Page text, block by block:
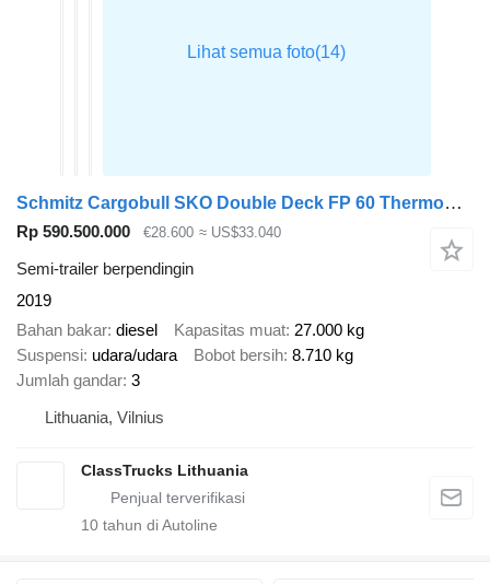
Schmitz Cargobull SKO Double Deck FP 60 ThermoKing SLXi 300
Rp 590.500.000 €28.600 ≈ US$33.040
Semi-trailer berpendingin
2019
Bahan bakar diesel Kapasitas muat 27.000 kg
Suspensi udara/udara Bobot bersih 8.710 kg
Jumlah gandar 3
Lithuania, Vilnius
ClassTrucks Lithuania
10 tahun di Autoline